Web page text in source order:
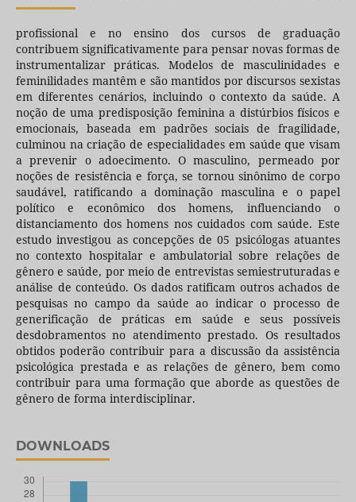
profissional e no ensino dos cursos de graduação
contribuem significativamente para pensar novas formas de
instrumentalizar práticas. Modelos de masculinidades e
feminilidades mantêm e são mantidos por discursos sexistas
em diferentes cenários, incluindo o contexto da saúde. A
noção de uma predisposição feminina a distúrbios físicos e
emocionais, baseada em padrões sociais de fragilidade,
culminou na criação de especialidades em saúde que visam
a prevenir o adoecimento. O masculino, permeado por
noções de resistência e força, se tornou sinônimo de corpo
saudável, ratificando a dominação masculina e o papel
político e econômico dos homens, influenciando o
distanciamento dos homens nos cuidados com saúde. Este
estudo investigou as concepções de 05 psicólogas atuantes
no contexto hospitalar e ambulatorial sobre relações de
gênero e saúde, por meio de entrevistas semiestruturadas e
análise de conteúdo. Os dados ratificam outros achados de
pesquisas no campo da saúde ao indicar o processo de
generificação de práticas em saúde e seus possíveis
desdobramentos no atendimento prestado. Os resultados
obtidos poderão contribuir para a discussão da assistência
psicológica prestada e as relações de gênero, bem como
contribuir para uma formação que aborde as questões de
gênero de forma interdisciplinar.
DOWNLOADS